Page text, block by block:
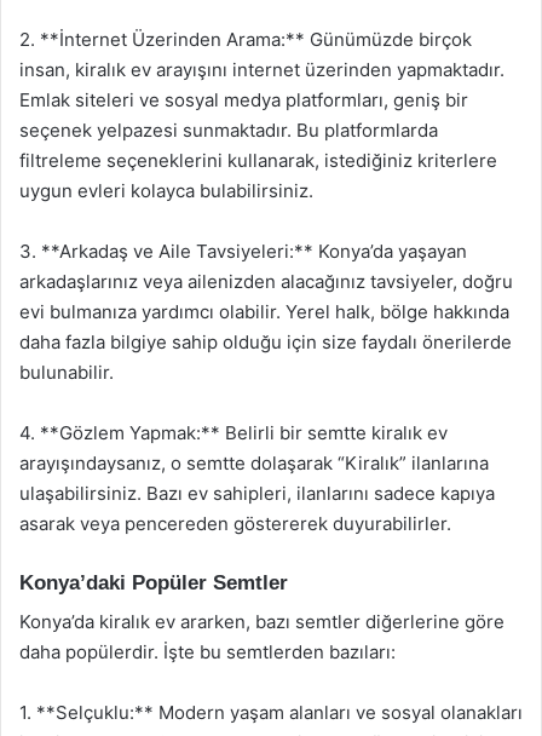
2. **İnternet Üzerinden Arama:** Günümüzde birçok
insan, kiralık ev arayışını internet üzerinden yapmaktadır.
Emlak siteleri ve sosyal medya platformları, geniş bir
seçenek yelpazesi sunmaktadır. Bu platformlarda
filtreleme seçeneklerini kullanarak, istediğiniz kriterlere
uygun evleri kolayca bulabilirsiniz.
3. **Arkadaş ve Aile Tavsiyeleri:** Konya’da yaşayan
arkadaşlarınız veya ailenizden alacağınız tavsiyeler, doğru
evi bulmanıza yardımcı olabilir. Yerel halk, bölge hakkında
daha fazla bilgiye sahip olduğu için size faydalı önerilerde
bulunabilir.
4. **Gözlem Yapmak:** Belirli bir semtte kiralık ev
arayışındaysanız, o semtte dolaşarak “Kiralık” ilanlarına
ulaşabilirsiniz. Bazı ev sahipleri, ilanlarını sadece kapıya
asarak veya pencereden göstererek duyurabilirler.
Konya’daki Popüler Semtler
Konya’da kiralık ev ararken, bazı semtler diğerlerine göre
daha popülerdir. İşte bu semtlerden bazıları:
1. **Selçuklu:** Modern yaşam alanları ve sosyal olanakları